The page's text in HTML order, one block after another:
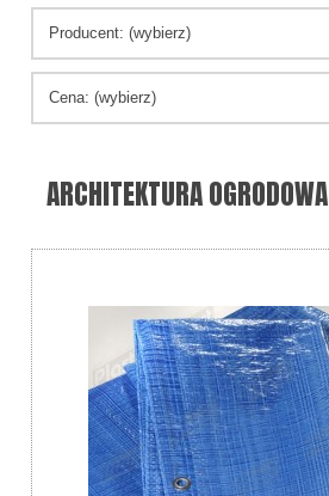
Producent: (wybierz)
Cena: (wybierz)
ARCHITEKTURA OGRODOWA